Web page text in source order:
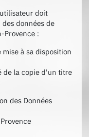
doit
données de
Provence :
à sa disposition
de la copie d'un titre
des Données